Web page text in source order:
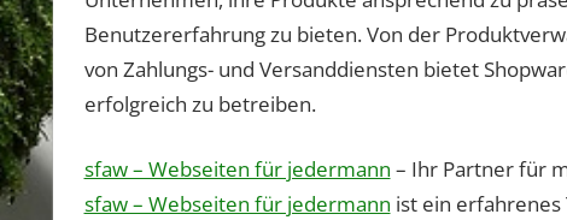
Benutzererfahrung zu bieten. Von der
von Zahlungs- und Versanddiensten bietet
erfolgreich zu betreiben.
sfaw – Webseiten für jedermann – Ihr Partner für
sfaw – Webseiten für jedermann ist ein